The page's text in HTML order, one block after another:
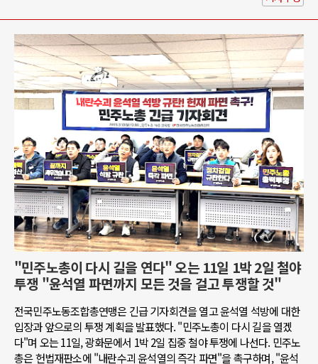
"민주노총이 다시 길을 연다" 오는 11일 1박 2일 철야
투쟁 "윤석열 파면까지 모든 것을 걸고 투쟁할 것"
전국민주노동조합총연맹은 긴급 기자회견을 열고 윤석열 석방에 대한
입장과 앞으로의 투쟁 계획을 발표했다. "민주노총이 다시 길을 열겠
다"며 오는 11일, 광화문에서 1박 2일 집중 철야 투쟁에 나선다. 민주노
총은 헌법재판소에 "내란수괴 윤석열의 즉각 파면"을 촉구하며, "윤석